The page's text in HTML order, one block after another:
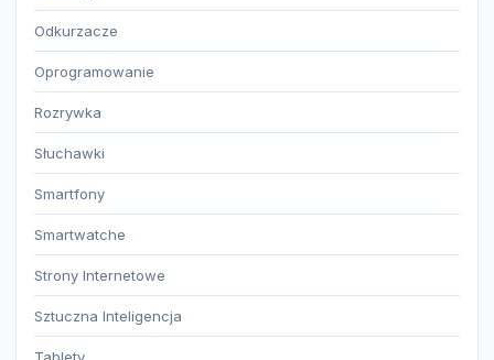
Odkurzacze
Oprogramowanie
Rozrywka
Słuchawki
Smartfony
Smartwatche
Strony Internetowe
Sztuczna Inteligencja
Tablety